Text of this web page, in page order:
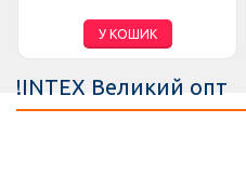
У КОШИК
!INTEX Великий опт